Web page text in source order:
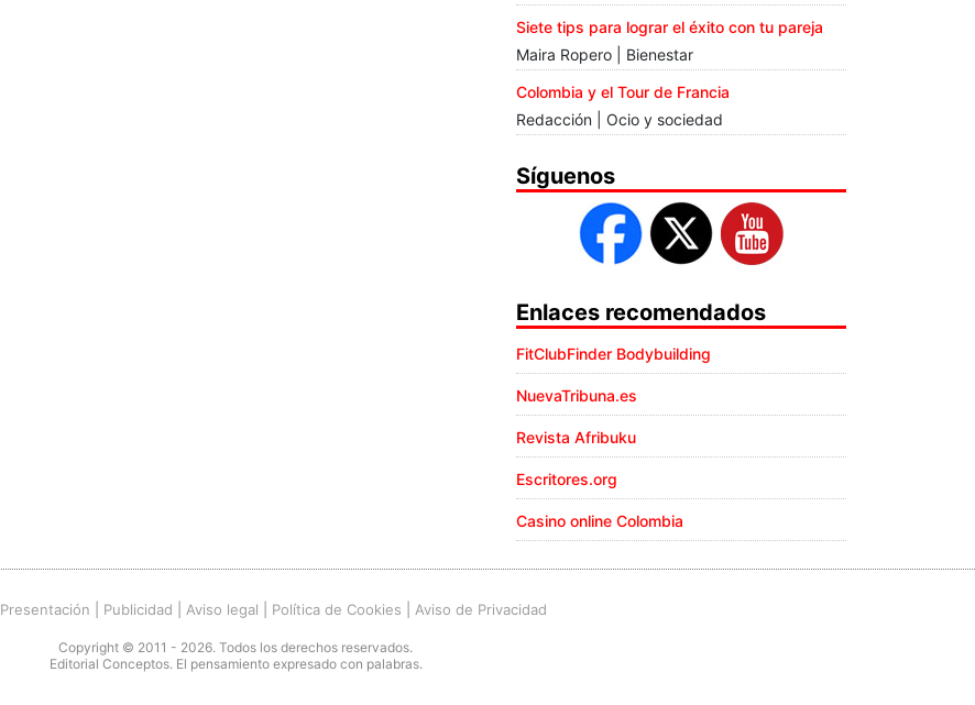
Siete tips para lograr el éxito con tu pareja
Maira Ropero | Bienestar
Colombia y el Tour de Francia
Redacción | Ocio y sociedad
Síguenos
Enlaces recomendados
FitClubFinder Bodybuilding
NuevaTribuna.es
Revista Afribuku
Escritores.org
Casino online Colombia
Presentación Publicidad Aviso legal Política de Cookies Aviso de Privacidad
Copyright © 2011 - 2026. Todos los derechos reservados.
Editorial Conceptos. El pensamiento expresado con palabras.